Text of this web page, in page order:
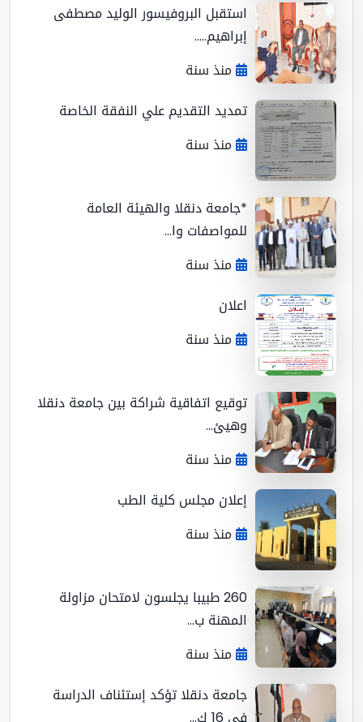
استقبل البروفيسور الوليد مصطفى
إبراهيم.....
منذ سنة
تمديد التقديم علي النفقة الخاصة
منذ سنة
*جامعة دنقلا والهيئة العامة
للمواصفات وا...
منذ سنة
اعلان
منذ سنة
توقيع اتفاقية شراكة بين جامعة دنقلا
وهيئ...
منذ سنة
إعلان مجلس كلية الطب
منذ سنة
260 طبيبا يجلسون لامتحان مزاولة
المهنة ب...
منذ سنة
جامعة دنقلا تؤكد إستئناف الدراسة